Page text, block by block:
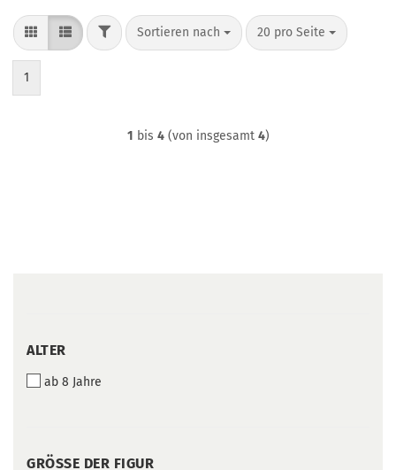
FILTERSortieren nach
Sortieren nach 20 pro Seite
pro Seite
1
1 bis 4(von insgesamt 4)
ALTER
ALTER
ab 8 Jahre
GRÖSSE D
GRÖSSE DER FIGUR